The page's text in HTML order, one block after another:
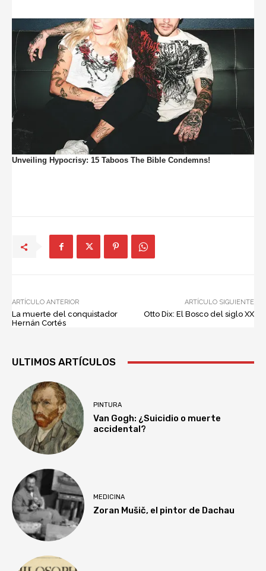
ARTÍCULO ANTERIOR
La muerte del conquistador
Hernán Cortés
ARTÍCULO SIGUIENTE
Otto Dix: El Bosco del siglo XX
ULTIMOS ARTÍCULOS
PINTURA
Van Gogh: ¿Suicidio o muerte
accidental?
MEDICINA
Zoran Mušič, el pintor de Dachau